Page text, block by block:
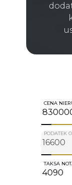
CENA
PODATEK
TAKSA